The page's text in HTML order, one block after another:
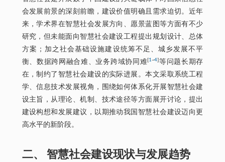
会发展前景的深刻前瞻，建设价值明确且需求迫切。近年
来，学术界在智慧社会发展方向、愿景蓝图等方面有不少
研究，但未能面向智慧社会建设工程提出规划设计、总体
方案；加之社会基础设施建设统筹不足、城乡发展不平
衡、数据跨网融合难、业务跨域协同难[1~4]等问题长期存
在，制约了智慧社会建设的实际进展。本文采取系统工程
学、信息技术发展视角，围绕如何体系化开展智慧社会建
设主旨，从理论、机制、技术途径等方面展开讨论，提出
建设构想和发展建议，以期推动我国智慧社会建设迈向更
高水平的新阶段。
二、 智慧社会建设现状与发展趋势